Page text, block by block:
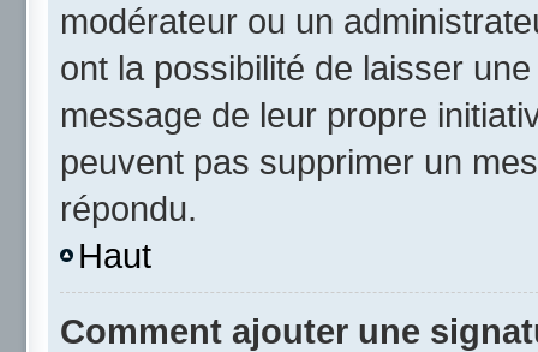
modérateur ou un
ont la possibilité de laisser
message de leur propre
peuvent pas supprimer un
répondu.
Haut
Comment ajouter une